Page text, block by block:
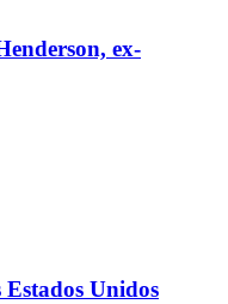
ex-
Unidos